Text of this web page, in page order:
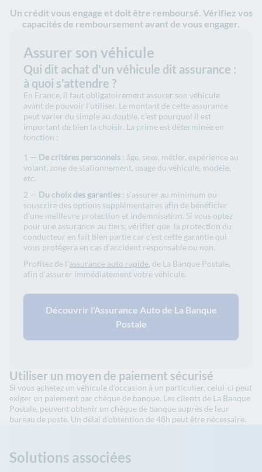
Un crédit vous engage et doit être remboursé. Vérifiez vos
capacités de remboursement avant de vous engager.
Assurer son véhicule
Qui dit achat d'un véhicule dit assurance :
à quoi s'attendre ?
En France, il faut obligatoirement assurer son véhicule
avant de pouvoir l’utiliser. Le montant de cette assurance
peut varier du simple au double, c’est pourquoi il est
important de bien la choisir. La prime est déterminée en
fonction :
De critères personnels : âge, sexe, métier, expérience au
volant, zone de stationnement, usage du véhicule, modèle,
etc.
Du choix des garanties : s’assurer au minimum ou
souscrire des options supplémentaires afin de bénéficier
d’une meilleure protection et indemnisation. Si vous optez
pour une assurance au tiers, vérifier que la protection du
conducteur en fait bien partie car c’est cette garantie qui
vous protègera en cas d’accident responsable ou non.
Profitez de l'assurance auto rapide, de La Banque Postale,
afin d'assurer immédiatement votre véhicule.
Découvrir l'Assurance Auto de La Banque
Postale
Utiliser un moyen de paiement sécurisé
Si vous achetez un véhicule d’occasion à un particulier, celui-ci peut
exiger un paiement par chèque de banque. Les clients de La Banque
Postale, peuvent obtenir un chèque de banque auprès de leur
bureau de poste. Un délai d’obtention de 48h peut être nécessaire.
Solutions associées